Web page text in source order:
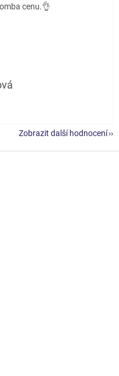
cenu.👌
5 z 5 hvězdiček.
5 z 5 hvězdiček.
Zobrazit další hodnocení